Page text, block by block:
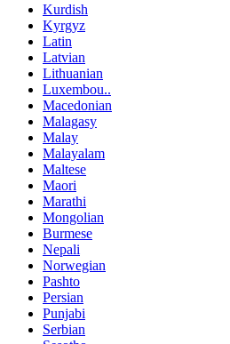
Kurdish
Kyrgyz
Latin
Latvian
Lithuanian
Luxembou..
Macedonian
Malagasy
Malay
Malayalam
Maltese
Maori
Marathi
Mongolian
Burmese
Nepali
Norwegian
Pashto
Persian
Punjabi
Serbian